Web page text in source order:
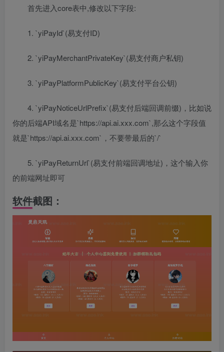
首先进入core表中,修改以下字段:
1. `yiPayId`(易支付ID)
2. `yiPayMerchantPrivateKey`(易支付商户私钥)
3. `yiPayPlatformPublicKey`(易支付平台公钥)
4. `yiPayNoticeUrlPrefix`(易支付后端回调前缀)，比如说
你的后端API域名是`https://api.ai.xxx.com`,那么这个字段值
就是`https://api.ai.xxx.com`，不要带最后的`/`
5. `yiPayReturnUrl`(易支付前端回调地址)，这个输入你
的前端网址即可
软件截图：